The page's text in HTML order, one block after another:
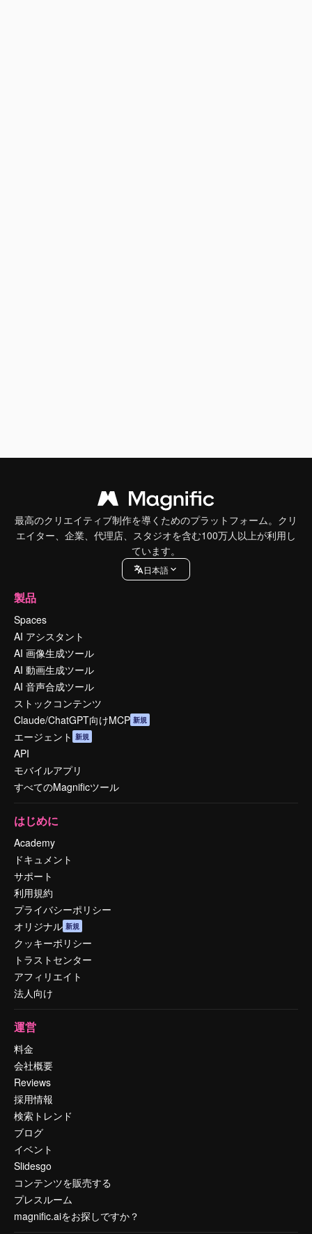
最高のクリエイティブ制作を導くためのプラットフォーム。クリ
エイター、企業、代理店、スタジオを含む100万人以上が利用し
ています。
日本語
製品
Spaces
AI アシスタント
AI 画像生成ツール
AI 動画生成ツール
AI 音声合成ツール
ストックコンテンツ
Claude/ChatGPT向けMCP 新規
エージェント 新規
API
モバイルアプリ
すべてのMagnificツール
はじめに
Academy
ドキュメント
サポート
利用規約
プライバシーポリシー
オリジナル 新規
クッキーポリシー
トラストセンター
アフィリエイト
法人向け
運営
料金
会社概要
Reviews
採用情報
検索トレンド
ブログ
イベント
Slidesgo
コンテンツを販売する
プレスルーム
magnific.aiをお探しですか？